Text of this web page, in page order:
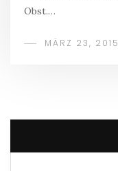
Obst.…
MÄRZ 23, 2015